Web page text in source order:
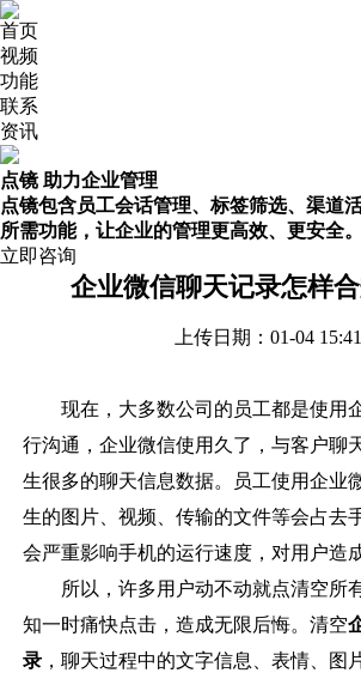
首页
视频
功能
联系
资讯
点镜 助力企业管理
点镜包含员工会话管理、标签筛选、渠道
所需功能，让企业的管理更高效、更安全。
立即咨询
企业微信聊天记录怎样
上传日期：01-04 15:41
现在，大多数公司的员工都是使用
行沟通，企业微信使用久了，与客户聊
生很多的聊天信息数据。员工使用企业
生的图片、视频、传输的文件等会占去
会严重影响手机的运行速度，对用户造
所以，许多用户动不动就点清空所
知一时痛快点击，造成无限后悔。清空
录 ，聊天过程中的文字信息、表情、图